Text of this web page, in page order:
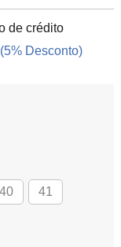
de crédito
(5% Desconto)
40 41